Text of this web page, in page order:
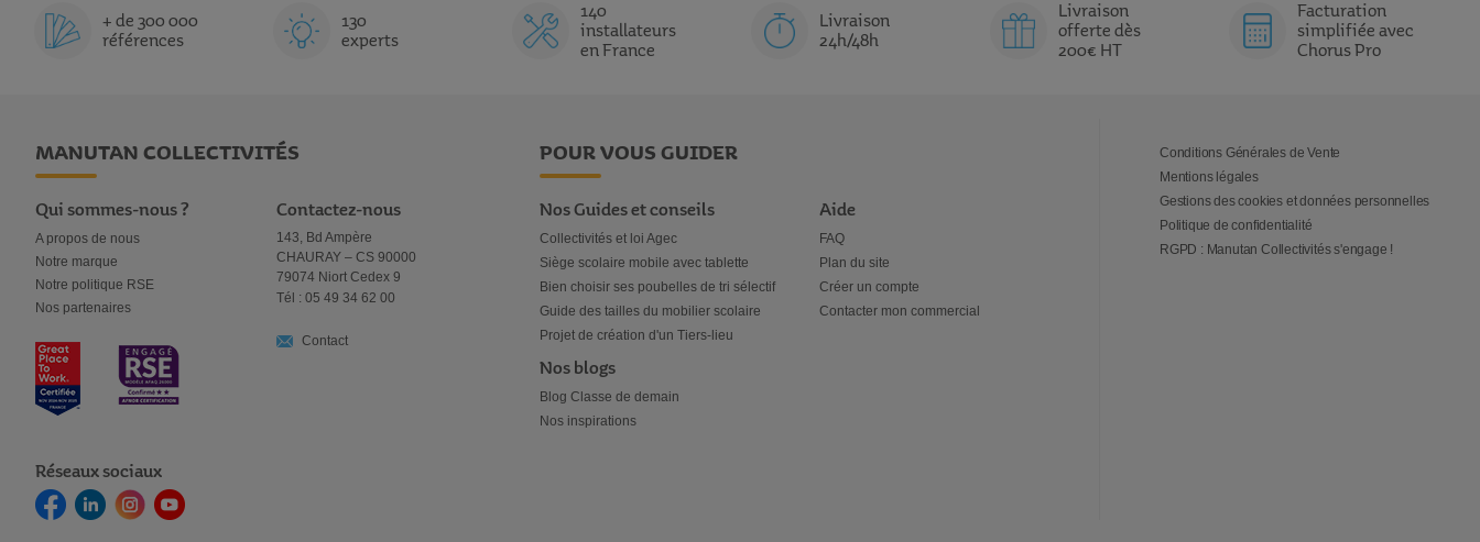
+ de 300 000
références
130
experts
140
installateurs
en France
Livraison
24h/48h
Livraison
offerte dès
200€ HT
Facturation
simplifiée avec
Chorus Pro
MANUTAN COLLECTIVITÉS
Qui sommes-nous ?
A propos de nous
Notre marque
Notre politique RSE
Nos partenaires
Réseaux sociaux
Contactez-nous
143, Bd Ampère
CHAURAY – CS 90000
79074 Niort Cedex 9
Tél : 05 49 34 62 00
Contact
POUR VOUS GUIDER
Nos Guides et conseils
Collectivités et loi Agec
Siège scolaire mobile avec tablette
Bien choisir ses poubelles de tri sélectif
Guide des tailles du mobilier scolaire
Projet de création d'un Tiers-lieu
Nos blogs
Blog Classe de demain
Nos inspirations
Aide
FAQ
Plan du site
Créer un compte
Contacter mon commercial
Conditions Générales de Vente
Mentions légales
Gestions des cookies et données personnelles
Politique de confidentialité
RGPD : Manutan Collectivités s'engage !